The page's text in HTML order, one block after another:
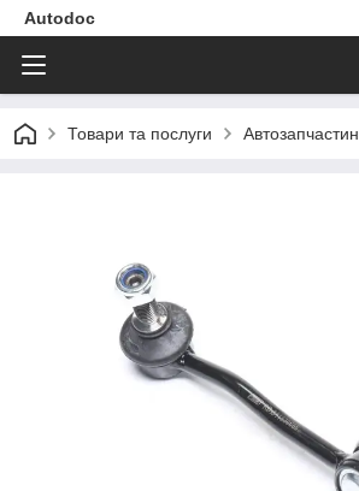
Autodoc
Товари та послуги Автозапчастин